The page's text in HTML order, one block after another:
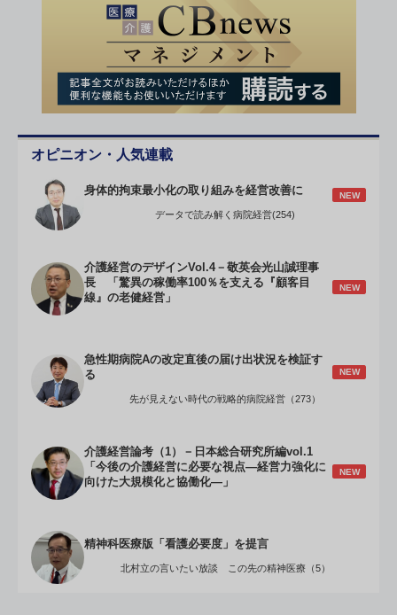
オピニオン・人気連載
身体的拘束最小化の取り組みを経営改善に NEW
データで読み解く病院経営(254)
介護経営のデザインVol.4－敬英会光山誠理事
長 「驚異の稼働率100％を支える『顧客目
線』の老健経営」
NEW
急性期病院Aの改定直後の届け出状況を検証す
る
NEW
先が見えない時代の戦略的病院経営（273）
介護経営論考（1）－日本総合研究所編vol.1
「今後の介護経営に必要な視点―経営力強化に
向けた大規模化と協働化―」
NEW
精神科医療版「看護必要度」を提言
北村立の言いたい放談 この先の精神医療（5）